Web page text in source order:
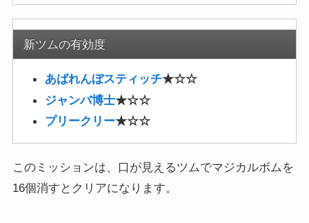
新ツムの有効度
あばれんぼスティッチ★☆☆
ジャンバ博士★☆☆
プリークリー★☆☆
このミッションは、口が見えるツムでマジカルボムを
16個消すとクリアになります。